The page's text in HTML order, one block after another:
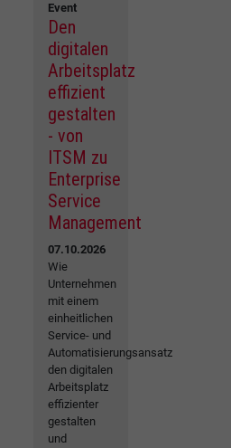
Event
Den
digitalen
Arbeitsplatz
effizient
gestalten
- von
ITSM zu
Enterprise
Service
Management
07.10.2026
Wie
Unternehmen
mit einem
einheitlichen
Service- und
Automatisierungsansatz
den digitalen
Arbeitsplatz
effizienter
gestalten
und